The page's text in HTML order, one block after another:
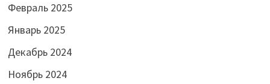
Февраль 2025
Январь 2025
Декабрь 2024
Ноябрь 2024